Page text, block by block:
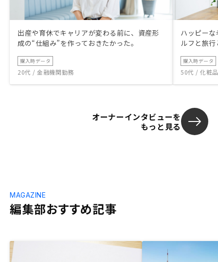
出産や育休でキャリアが変わる前に、資産形
成の“仕組み”を作っておきたかった。
購入時データ
20代 / 金融機関勤務
ハッピー
ルフと旅
購入時データ
50代 / 化粧
オーナーインタビューを
もっと見る
編集部おすすめ記事
MAGAZINE